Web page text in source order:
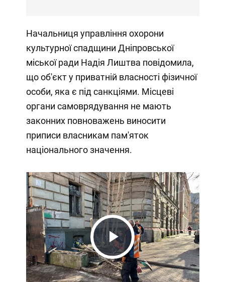
Начальниця управління охорони
культурної спадщини Дніпровської
міської ради Надія Лиштва повідомила,
що об'єкт у приватній власності фізичної
особи, яка є під санкціями. Місцеві
органи самоврядування не мають
законних повноважень виносити
приписи власникам пам'яток
національного значення.
Play